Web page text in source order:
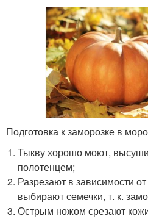
Подготовка к заморозке в
Тыкву хорошо моют,
полотенцем;
Разрезают в зависимости
выбирают семечки, т. к.
Острым ножом срезают